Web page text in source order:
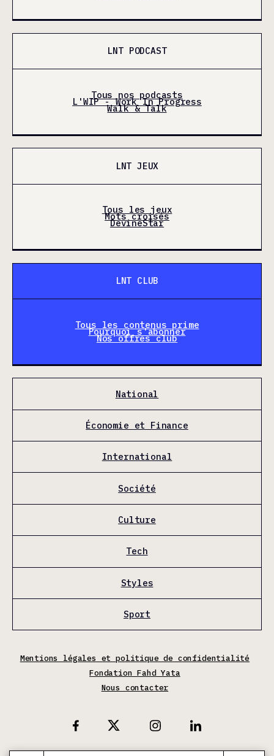
LNT PODCAST
Tous nos podcasts
L'WIP - Work In Progress
Walk & Talk
LNT JEUX
Tous les jeux
Mots croisés
DevineStar
LNT CLUB
Tous les contenus prime
Pourquoi s'abonner
Nos offres club
National
Économie et Finance
International
Société
Culture
Tech
Styles
Sport
Mentions légales et politique de confidentialité
Fondation Fahd Yata
Nous contacter
FacebookX Instagram Linkedin